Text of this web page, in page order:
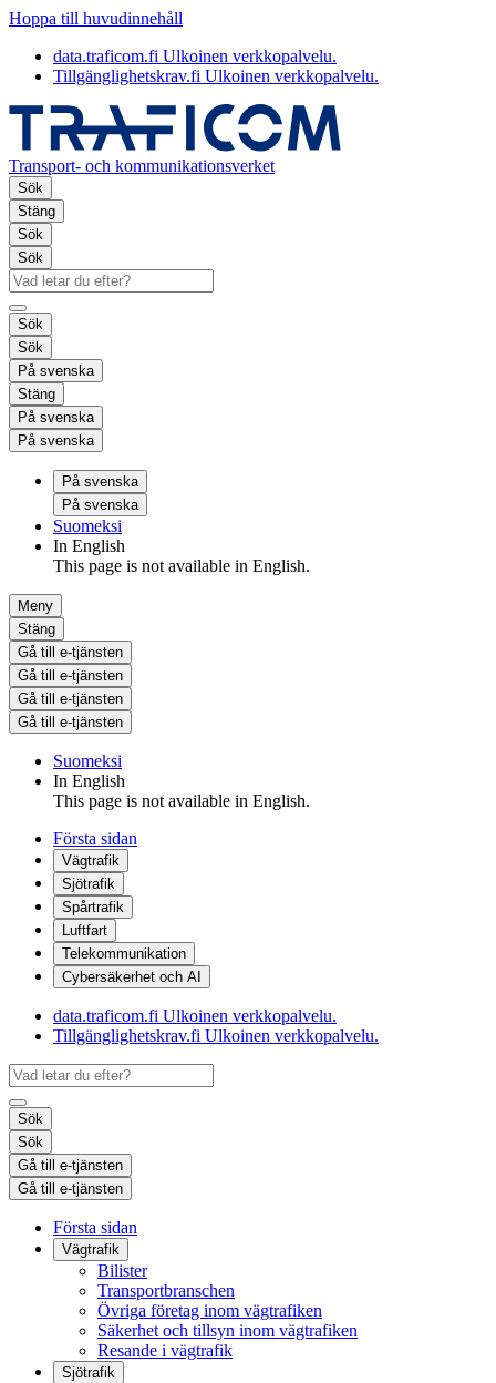
Hoppa till huvudinnehåll
data.traficom.fi Ulkoinen verkkopalvelu.
Tillgänglighetskrav.fi Ulkoinen verkkopalvelu.
Transport- och kommunikationsverket
Sök
Stäng
Sök
Sök
Sök
Sök
På svenska
Stäng
På svenska
På svenska
På svenska
På svenska
Suomeksi
In English
This page is not available in English.
Meny
Stäng
Gå till e-tjänsten
Gå till e-tjänsten
Gå till e-tjänsten
Gå till e-tjänsten
Suomeksi
In English
This page is not available in English.
Första sidan
Vägtrafik
Sjötrafik
Spårtrafik
Luftfart
Telekommunikation
Cybersäkerhet och AI
data.traficom.fi Ulkoinen verkkopalvelu.
Tillgänglighetskrav.fi Ulkoinen verkkopalvelu.
Sök
Sök
Gå till e-tjänsten
Gå till e-tjänsten
Första sidan
Vägtrafik
Bilister
Transportbranschen
Övriga företag inom vägtrafiken
Säkerhet och tillsyn inom vägtrafiken
Resande i vägtrafik
Sjötrafik